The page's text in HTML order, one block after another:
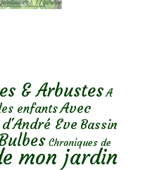
& Arbustes A
enfantsAvec
Eve Bassin
Bulbes Chroniques de
mon jardin